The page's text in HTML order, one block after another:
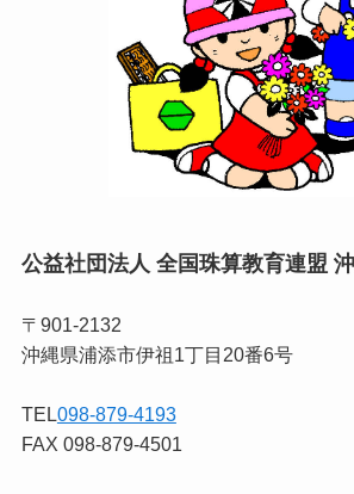
公益社団法人 全国珠算教育連盟
〒901-2132
沖縄県浦添市伊祖1丁目20番6号
TEL 098-879-4193
FAX 098-879-4501